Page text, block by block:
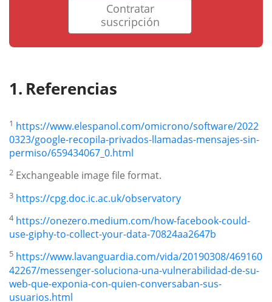
Contratar
suscripción
Referencias
1 https://www.elespanol.com/omicrono/software/2022
0323/google-recopila-privados-llamadas-mensajes-sin-
permiso/659434067_0.html
2 Exchangeable image file format.
3 https://cpg.doc.ic.ac.uk/observatory
4 https://onezero.medium.com/how-facebook-could-
use-giphy-to-collect-your-data-70824aa2647b
5 https://www.lavanguardia.com/vida/20190308/469160
42267/messenger-soluciona-una-vulnerabilidad-de-su-
web-que-exponia-con-quien-conversaban-sus-
usuarios.html